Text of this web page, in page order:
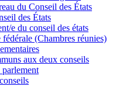
du Conseil des États
des États
e du conseil des états
fédérale (Chambres réunies)
aux deux conseils